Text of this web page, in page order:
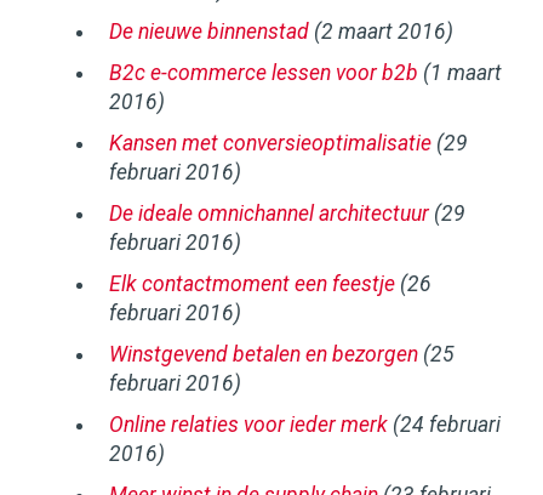
De nieuwe binnenstad (2 maart 2016)
B2c e-commerce lessen voor b2b (1 maart
2016)
Kansen met conversieoptimalisatie (29
februari 2016)
De ideale omnichannel architectuur(29
februari 2016)
Elk contactmoment een feestje (26
februari 2016)
Winstgevend betalen en bezorgen (25
februari 2016)
Online relaties voor ieder merk (24 februari
2016)